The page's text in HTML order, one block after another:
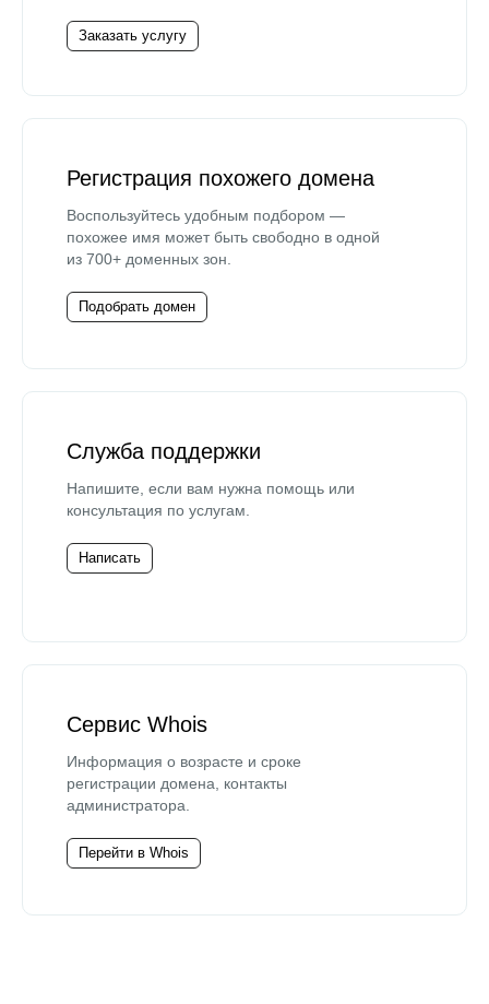
Заказать услугу
Регистрация похожего домена
Воспользуйтесь удобным подбором —
похожее имя может быть свободно в одной
из 700+ доменных зон.
Подобрать домен
Служба поддержки
Напишите, если вам нужна помощь или
консультация по услугам.
Написать
Сервис Whois
Информация о возрасте и сроке
регистрации домена, контакты
администратора.
Перейти в Whois